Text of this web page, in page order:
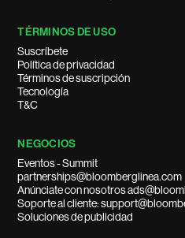
TÉRMINOS DE USO
Suscríbete
Política de privacidad
Términos de suscripción
Tecnología
T&C
NEGOCIOS
Eventos - Summit
partnerships@bloomberglinea.com
Anúnciate con nosotros
Soporte al cliente:
Soluciones de publicidad